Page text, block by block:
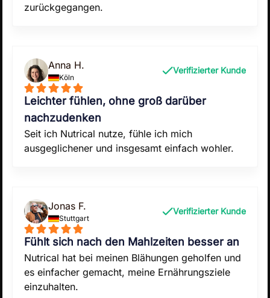
zurückgegangen.
Anna H.
Köln
Verifizierter Kunde
Leichter fühlen, ohne groß darüber
nachzudenken
Seit ich Nutrical nutze, fühle ich mich
ausgeglichener und insgesamt einfach wohler.
Jonas F.
Stuttgart
Verifizierter Kunde
Fühlt sich nach den Mahlzeiten besser an
Nutrical hat bei meinen Blähungen geholfen und
es einfacher gemacht, meine Ernährungsziele
einzuhalten.